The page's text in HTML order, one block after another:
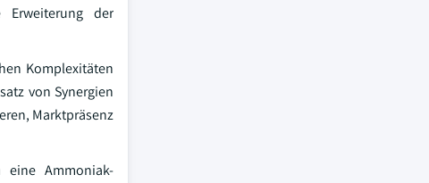
der
Komplexitäten
von Synergien
Marktpräsenz
Ammoniak-